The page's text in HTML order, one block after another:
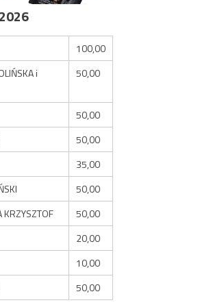
100,00
i
50,00
50,00
50,00
35,00
50,00
KRZYSZTOF
50,00
20,00
10,00
50,00